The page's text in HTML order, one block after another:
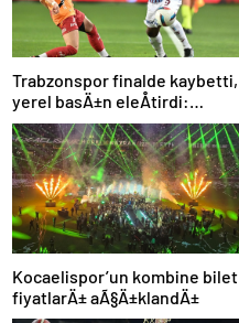
Trabzonspor finalde kaybetti,
yerel basÄ±n eleÅtirdi:
“Futbol felaket, sonuÃ§
rezalet”
Kocaelispor’un kombine bilet
fiyatlarÄ± aÃ§Ä±klandÄ±